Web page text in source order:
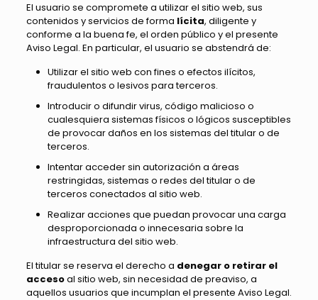
El usuario se compromete a utilizar el sitio web, sus
contenidos y servicios de forma lícita, diligente y
conforme a la buena fe, el orden público y el presente
Aviso Legal. En particular, el usuario se abstendrá de:
Utilizar el sitio web con fines o efectos ilícitos,
fraudulentos o lesivos para terceros.
Introducir o difundir virus, código malicioso o
cualesquiera sistemas físicos o lógicos susceptibles
de provocar daños en los sistemas del titular o de
terceros.
Intentar acceder sin autorización a áreas
restringidas, sistemas o redes del titular o de
terceros conectados al sitio web.
Realizar acciones que puedan provocar una carga
desproporcionada o innecesaria sobre la
infraestructura del sitio web.
El titular se reserva el derecho a denegar o retirar el
accesoal sitio web, sin necesidad de preaviso, a
aquellos usuarios que incumplan el presente Aviso Legal.